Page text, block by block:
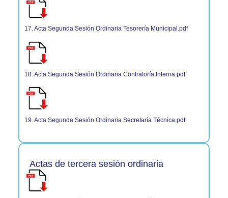
17. Acta Segunda Sesión Ordinaria Tesorería Municipal.pdf
18. Acta Segunda Sesión Ordinaria Contraloría Interna.pdf
19. Acta Segunda Sesión Ordinaria Secretaría Técnica.pdf
Actas de tercera sesión ordinaria